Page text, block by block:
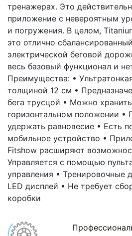
тренажерах. Это
приложение с невероятным
и погружения. В целом,
это отлично
электрической беговой
весь базовый функционал и
Преимущества: •
толщиной 12 см •
бега трусцой • Можно
горизонтальном положении •
удержать равновесие • Есть
мобильное устройство •
Fitshow расширяют
Управляется с помощью
управления • Тренировочные
LED дисплей • Не требует
коробки